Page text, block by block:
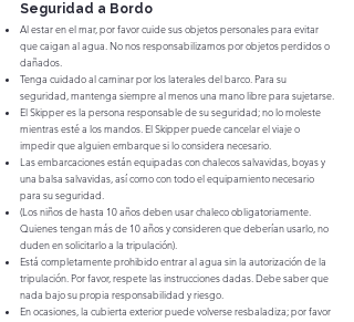
Seguridad a Bordo
Al estar en el mar, por favor cuide sus objetos personales para evitar
que caigan al agua. No nos responsabilizamos por objetos perdidos o
dañados.
Tenga cuidado al caminar por los laterales del barco. Para su
seguridad, mantenga siempre al menos una mano libre para sujetarse.
El Skipper es la persona responsable de su seguridad; no lo moleste
mientras esté a los mandos. El Skipper puede cancelar el viaje o
impedir que alguien embarque si lo considera necesario.
Las embarcaciones están equipadas con chalecos salvavidas, boyas y
una balsa salvavidas, así como con todo el equipamiento necesario
para su seguridad.
(Los niños de hasta 10 años deben usar chaleco obligatoriamente.
Quienes tengan más de 10 años y consideren que deberían usarlo, no
duden en solicitarlo a la tripulación).
Está completamente prohibido entrar al agua sin la autorización de la
tripulación. Por favor, respete las instrucciones dadas. Debe saber que
nada bajo su propia responsabilidad y riesgo.
En ocasiones, la cubierta exterior puede volverse resbaladiza; por favor